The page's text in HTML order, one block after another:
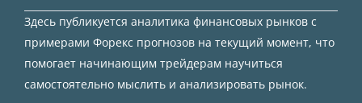
Здесь публикуется аналитика финансовых рынков с
примерами Форекс прогнозов на текущий момент, что
помогает начинающим трейдерам научиться
самостоятельно мыслить и анализировать рынок.